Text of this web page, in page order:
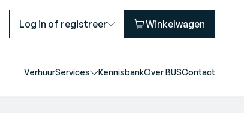
Log in of registreer Winkelwagen
VerhuurServices KennisbankOver BUSContact